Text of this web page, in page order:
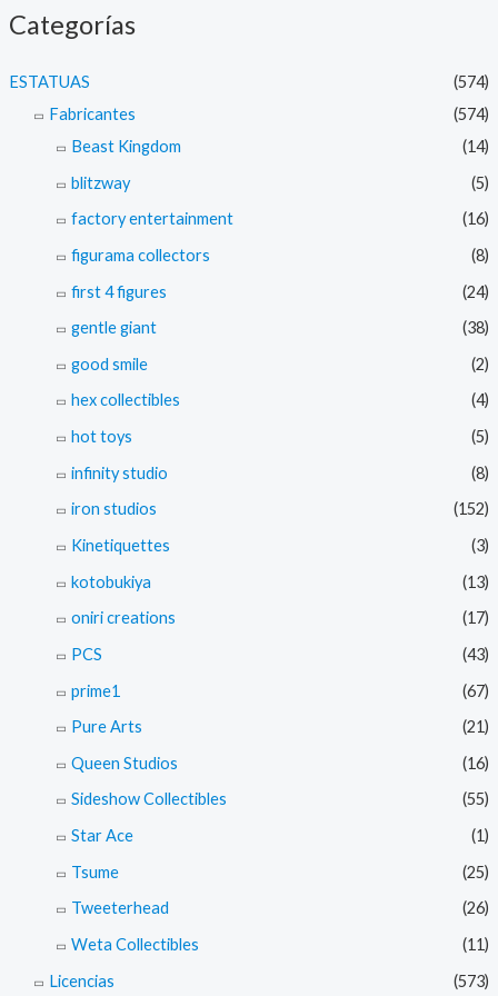
Categorías
ESTATUAS
(574)
Fabricantes
(574)
Beast Kingdom
(14)
blitzway
(5)
factory entertainment
(16)
figurama collectors
(8)
first 4 figures
(24)
gentle giant
(38)
good smile
(2)
hex collectibles
(4)
hot toys
(5)
infinity studio
(8)
iron studios
(152)
Kinetiquettes
(3)
kotobukiya
(13)
oniri creations
(17)
PCS
(43)
prime1
(67)
Pure Arts
(21)
Queen Studios
(16)
Sideshow Collectibles
(55)
Star Ace
(1)
Tsume
(25)
Tweeterhead
(26)
Weta Collectibles
(11)
Licencias
(573)